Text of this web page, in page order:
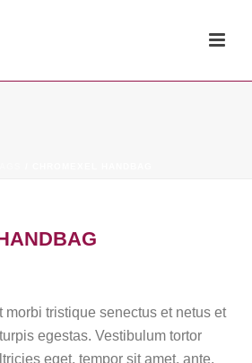
morbi tristique senectus et netus et
egestas. Vestibulum tortor
eget, tempor sit amet, ante.